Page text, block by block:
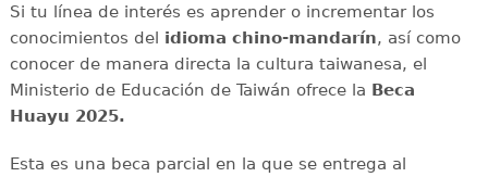
Si tu línea de interés es aprender o incrementar los
conocimientos del idioma chino-mandarín, así como
conocer de manera directa la cultura taiwanesa, el
Ministerio de Educación de Taiwán ofrece la Beca
Huayu 2025.
Esta es una beca parcial en la que se entrega al